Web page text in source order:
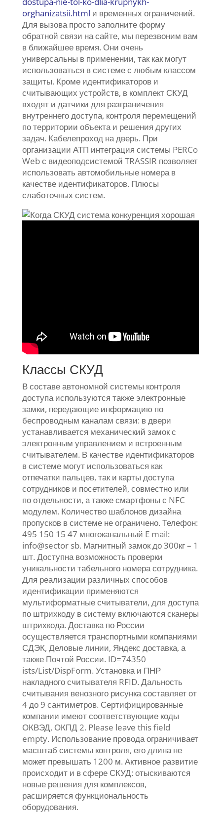
orghanizatsii.html и временных ограничений.
Для вызова просто заполните форму
обратной связи на сайте, мы перезвоним вам
в ближайшее время. Они очень
универсальны в применении, так как могут
использоваться в системе с любым классом
защиты. Кроме идентификаторов и
считывающих устройств, в комплект СКУД
входят и датчики для разграничения
внутреннего доступа, контроля перемещений
по территории объекта и решения других
задач. Кабелепроход на дверь. При
организации АТП интеграция системы PERCo
Web с видеоподсистемой TRASSIR позволяет
использовать автомобильные номера в
качестве идентификаторов. Плюсы
слаботочных систем.
Классы СКУД
В составе автономной системы контроля
доступа используются также электронные
замки, передающие информацию по
беспроводным каналам связи: в двери
устанавливается механический замок с
электронным управлением и встроенным
считывателем. В качестве идентификаторов
в системе могут использоваться как
отпечатки пальцев, так и карты доступа
сотрудников и посетителей, совместно или
по отдельности, а также смартфоны с NFC
модулем. Количество шаблонов дизайна
пропусков в системе не ограничено. Телефон:
495 150 15 47 многоканальный E mail:
info@sector sb. Магнитный замок до 300кг – 1
шт. Доступна возможность проверки
уникальности табельного номера сотрудника.
Для реализации различных способов
идентификации применяются
мультиформатные считыватели, для доступа
по штрихкоду в систему включаются сканеры
штрихкода. Доставка по России
осуществляется транспортными компаниями
СДЭК, Деловые линии, Яндекс доставка, а
также Почтой России. ID=74350
ists/List/DispForm. Установка и ПНР
накладного считывателя RFID. Дальность
считывания венозного рисунка составляет от
4 до 9 сантиметров. Сертифицированные
компании имеют соответствующие коды
ОКВЭД, ОКПД 2. Please leave this field
empty. Использование провода ограничивает
масштаб системы контроля, его длина не
может превышать 1200 м. Активное развитие
происходит и в сфере СКУД: отыскиваются
новые решения для комплексов,
расширяется функциональность
оборудования.